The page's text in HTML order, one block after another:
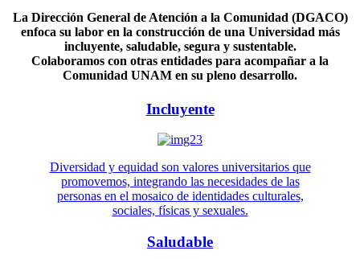
La Dirección General de Atención a la Comunidad (DGACO)
enfoca su labor en la construcción de una Universidad más
incluyente, saludable, segura y sustentable.
Colaboramos con otras entidades para acompañar a la
Comunidad UNAM en su pleno desarrollo.
Incluyente
Diversidad y equidad son valores universitarios que
promovemos, integrando las necesidades de las
personas en el mosaico de identidades culturales,
sociales, físicas y sexuales.
Saludable